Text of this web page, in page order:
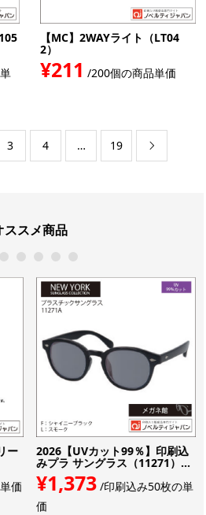
【MC】2WAYライト（LT04
2）
¥211 /200個の商品単価
3 4 … 19 
ススメ商品
ー
価
2026【UVカット99％】印刷込
みプラ サングラス（11271）...
¥1,373/印刷込み50枚の単
価
2 3 4 5 6